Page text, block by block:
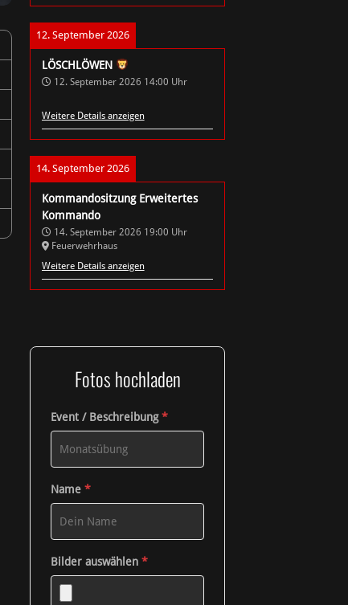
12. September 2026
LÖSCHLÖWEN
12. September 2026 14:00 Uhr
Weitere Details anzeigen
14. September 2026
Kommandositzung Erweitertes
Kommando
14. September 2026 19:00 Uhr
Feuerwehrhaus
Weitere Details anzeigen
Fotos hochladen
Event / Beschreibung*
Name *
Bilder auswählen *